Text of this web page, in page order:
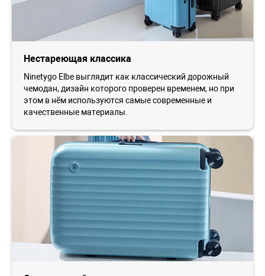
Нестареющая классика
Ninetygo Elbe выглядит как классический дорожный
чемодан, дизайн которого проверен временем, но при
этом в нём используются самые современные и
качественные материалы.